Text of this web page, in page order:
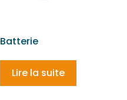
Batterie
Lire la suite